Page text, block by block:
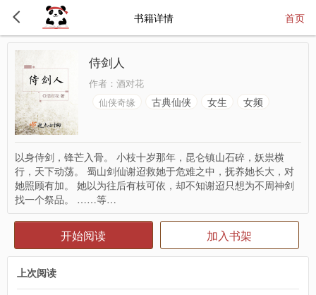
书籍详情 首页
侍剑人
作者： 酒对花
仙侠奇缘
古典仙侠 女生 女频
以身侍剑，锋芒入骨。 小枝十岁那年，昆仑镇山石碎，妖祟横
行，天下动荡。 蜀山剑仙谢迢救她于危难之中，抚养她长大，对
她照顾有加。 她以为往后有枝可依，却不知谢迢只想为不周神剑
找一个祭品。 ……等…
开始阅读 加入书架
上次阅读